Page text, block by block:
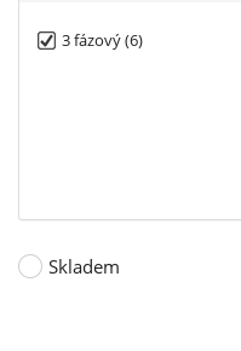
3 fázový (6)
Skladem